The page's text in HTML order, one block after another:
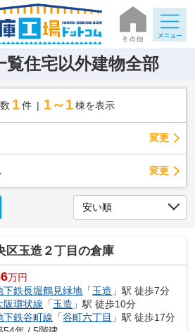
覧住宅以外建物全部
1 件 1～1 棟を表示
変更
変更
区玉造２丁目の倉庫
万円
下鉄長堀鶴見緑地 「玉造 」駅 徒歩7分
阪環状線 「玉造 」駅 徒歩10分
下鉄谷町線 「谷町六丁目 」駅 徒歩17分